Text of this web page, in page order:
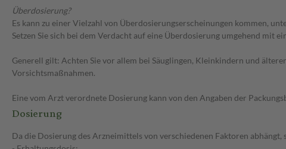
Überdosierung?
Es kann zu einer Vielzahl von Überdosierungserscheinungen kommen,
Setzen Sie sich bei dem Verdacht auf eine Überdosierung umgehend mit
Generell gilt: Achten Sie vor allem bei Säuglingen, Kleinkindern und
Vorsichtsmaßnahmen.
Eine vom Arzt verordnete Dosierung kann von den Angaben der
Dosierung
Da die Dosierung des Arzneimittels von verschiedenen Faktoren